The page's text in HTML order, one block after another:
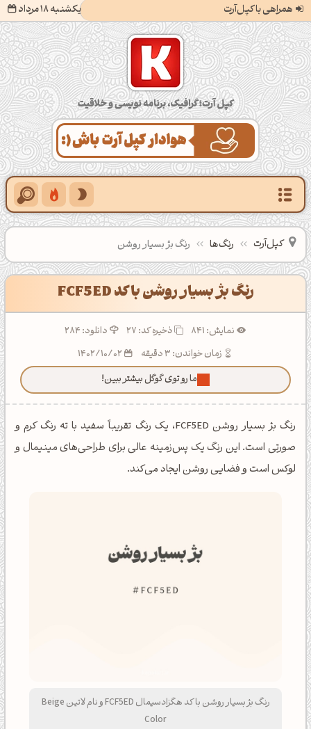
همراهی با کپل‌آرت یکشنبه 18 مرداد کپل‌آرت؛ گرافیک، برنامه‌نویسی و خلاقیت
کپل‌آرت رنگ‌ها رنگ بژ بسیار روشن
رنگ بژ بسیار روشن با کد FCF5ED
نمایش: 841 ذخیره کد:27
دانلود: 284
زمان خواندن: 3 دقیقه
ما رو توی گوگل بیشتر ببین!
رنگ بژ بسیار روشن FCF5ED، یک رنگ تقریباً سفید با ته رنگ کرم و
صورتی است. این رنگ یک پس‌زمینه عالی برای طراحی‌های مینیمال و
لوکس است و فضایی روشن ایجاد می‌کند.
رنگ بژ بسیار روشن با کد هگزادسیمال FCF5ED و نام لاتین Beige
Color